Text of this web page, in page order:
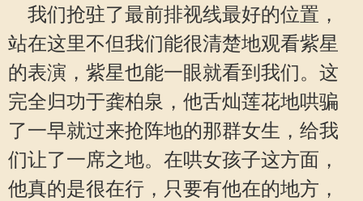
我们抢驻了最前排视线最好的位置，
站在这里不但我们能很清楚地观看紫星
的表演，紫星也能一眼就看到我们。这
完全归功于龚柏泉，他舌灿莲花地哄骗
了一早就过来抢阵地的那群女生，给我
们让了一席之地。在哄女孩子这方面，
他真的是很在行，只要有他在的地方，